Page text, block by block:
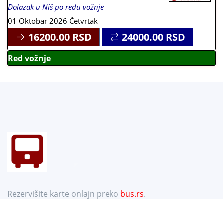
Dolazak u Niš po redu vožnje
01 Oktobar 2026 Četvrtak
16200.00 RSD 24000.00 RSD
Red vožnje
Rezervišite karte onlajn preko bus.rs.